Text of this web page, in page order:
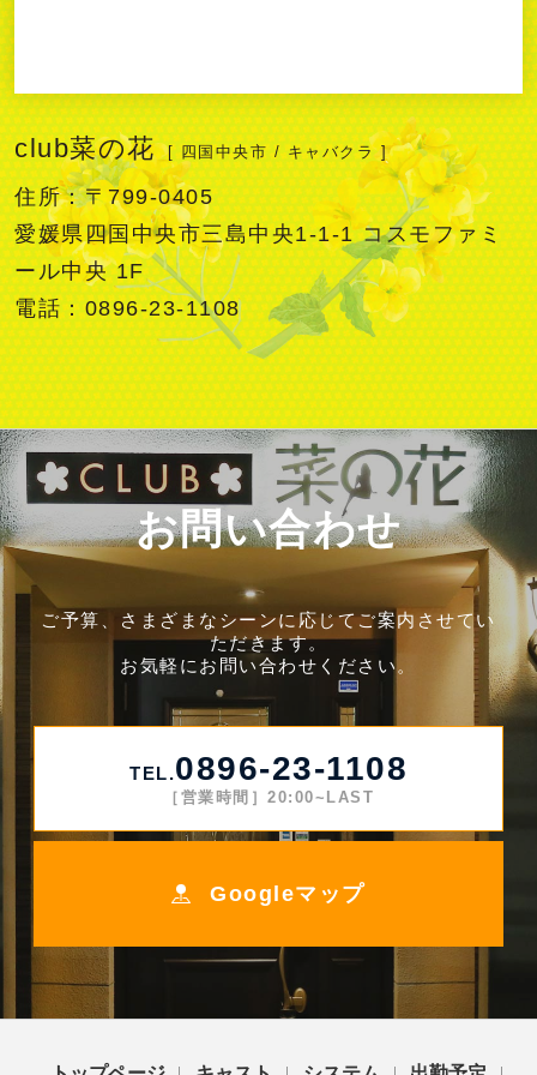
club菜の花 [ 四国中央市 / キャバクラ ]
住所：〒799-0405
愛媛県四国中央市三島中央1-1-1 コスモファミ
ール中央 1F
電話：0896-23-1108
お問い合わせ
ご予算、さまざまなシーンに応じてご案内させてい
ただきます。
お気軽にお問い合わせください。
TEL.0896-23-1108
［営業時間］20:00~LAST
Googleマップ